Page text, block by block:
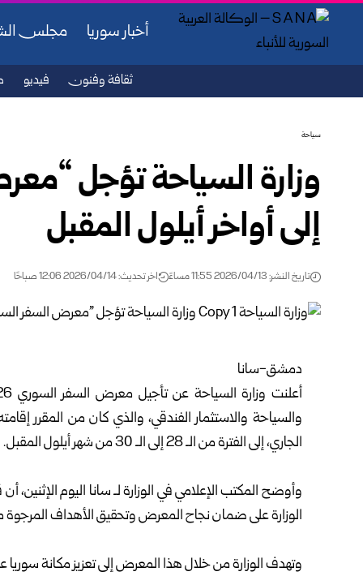
أخبار سوريا مجلس
ثقافة وفنون فيديو
سياحة
إلى أواخر أيلول المقبل‏‏
تاريخ النشر: 2026/04/13 11:55 مساءً اخر تحديث: 2026/04/14 12:06 صباحًا
دمشق-سانا
الجاري، إلى الفترة من الـ 28 إلى الـ 30 من شهر أيلول المقبل.
‏وأوضح المكتب الإعلامي في الوزارة لـ سانا اليوم
الوزارة على ضمان نجاح المعرض وتحقيق الأهداف المرجوة
‏وتهدفالوزارةمن خلال هذا المعرض إلى تعزيز مكانة سوريا